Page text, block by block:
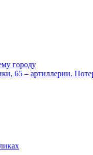
городу
65 – артиллерии.